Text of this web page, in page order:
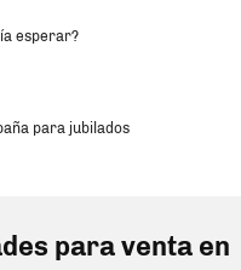
esperar?
para jubilados
para venta en